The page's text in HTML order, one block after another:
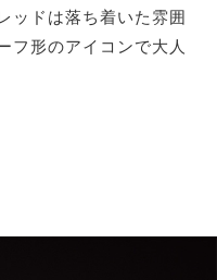
ッドは落ち着いた雰囲
フ形のアイコンで大人